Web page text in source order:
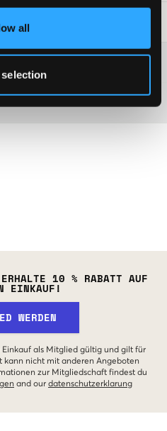
all
10 % RABATT AUF
EINKAUF!
WERDEN
Einkauf als Mitglied gültig und gilt für
kann nicht mit anderen Angeboten
zur Mitgliedschaft findest du
and our datenschutzerklarung